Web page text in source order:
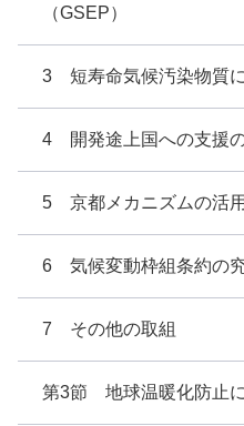
（GSEP）
3 短寿命気候汚染物質
4 開発途上国への支援
5 京都メカニズムの活
6 気候変動枠組条約の
7 その他の取組
第3節 地球温暖化防止